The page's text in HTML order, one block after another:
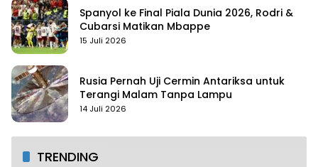
Spanyol ke Final Piala Dunia 2026, Rodri &
Cubarsi Matikan Mbappe
15 Juli 2026
Rusia Pernah Uji Cermin Antariksa untuk
Terangi Malam Tanpa Lampu
14 Juli 2026
TRENDING